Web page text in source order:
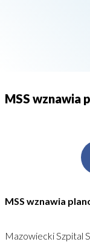
MSS wznawia
MSS wznawia
Mazowiecki Szpital